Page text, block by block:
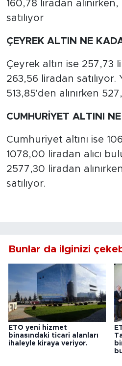
160,78 liradan
satılıyor
ÇEYREK ALTIN NE
Çeyrek altın ise 257,73
263,56 liradan satılıyor.
513,85'den alınırken
CUMHURİYET ALTINI
Cumhuriyet altını ise
1078,00 liradan alıcı
2577,30 liradan
satılıyor.
Bunlar da ilginizi
ETO yeni hizmet
binasındaki ticari alanları
ihaleyle kiraya veriyor.